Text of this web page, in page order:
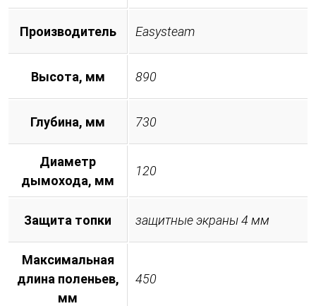
Производитель Easysteam
Высота, мм 890
Глубина, мм 730
Диаметр
дымохода, мм
120
Защита топки защитные экраны 4 мм
Максимальная
длина поленьев,
мм
450